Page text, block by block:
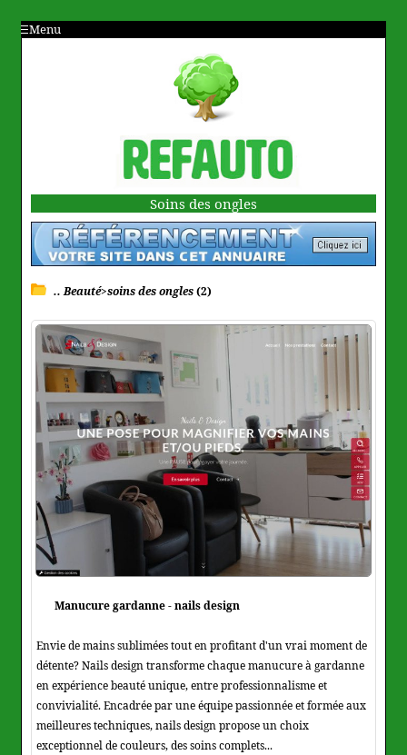
Menu
Soins des ongles
.. Beauté>soins des ongles(2)
Manucure gardanne - nails design
Envie de mains sublimées tout en profitant d'un vrai moment de
détente? Nails design transforme chaque manucure à gardanne
en expérience beauté unique, entre professionnalisme et
convivialité. Encadrée par une équipe passionnée et formée aux
meilleures techniques, nails design propose un choix
exceptionnel de couleurs, des soins complets...